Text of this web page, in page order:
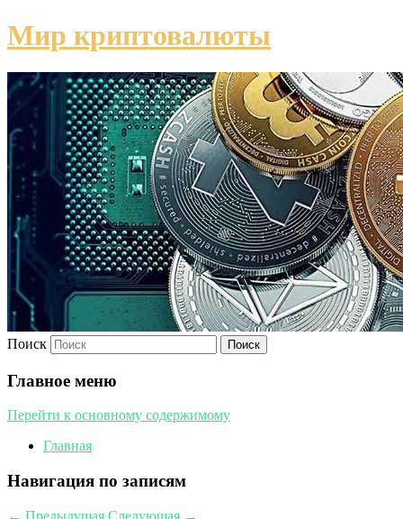
Мир криптовалюты
Поиск
Главное меню
Перейти к основному содержимому
Главная
Навигация по записям
← Предыдущая Следующая →